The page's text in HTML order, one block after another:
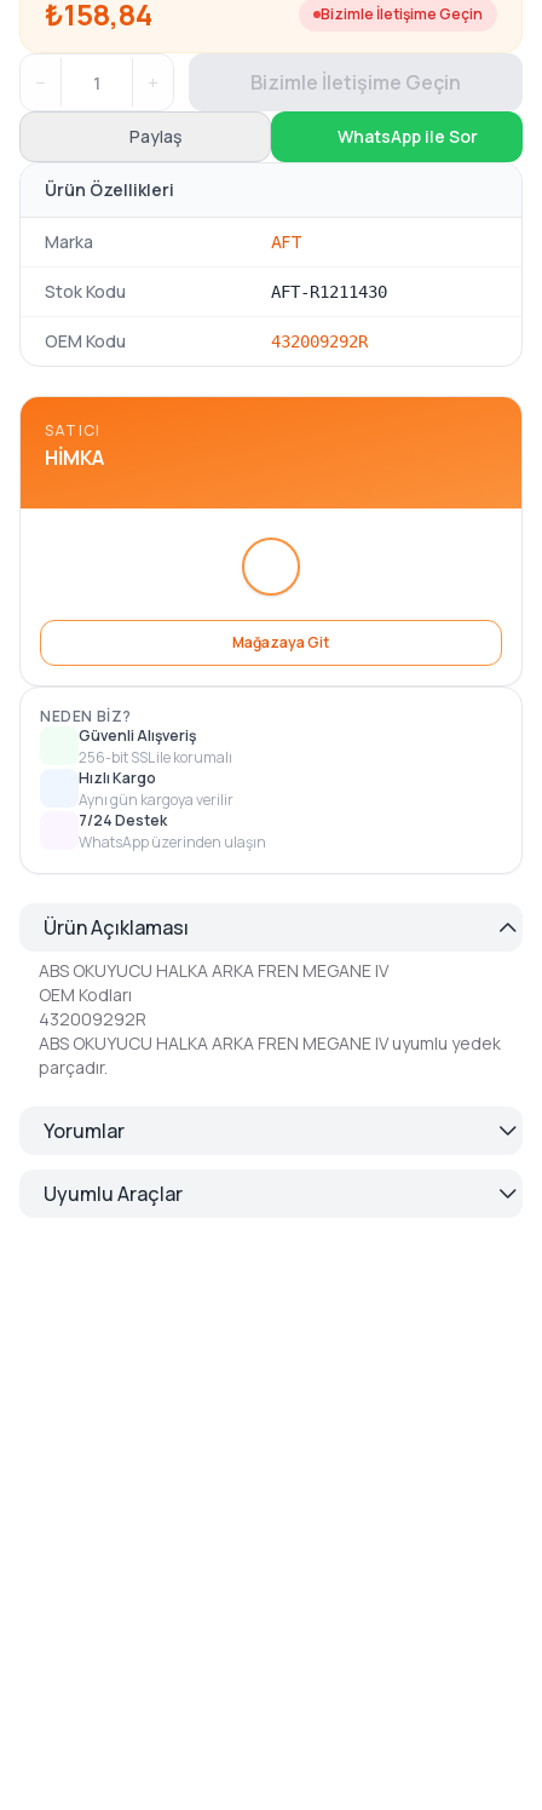
₺158,84 Bizimle İletişime Geçin
− + Bizimle İletişime Geçin
Paylaş WhatsApp ile Sor
Ürün Özellikleri
Marka AFT
Stok Kodu AFT-R1211430
OEM Kodu 432009292R
SATICI
HIMKA
Mağazaya Git
NEDEN BIZ?
Güvenli Alışveriş
256-bit SSL ile korumalı
Hızlı Kargo
Aynı gün kargoya verilir
7/24 Destek
WhatsApp üzerinden ulaşın
Ürün Açıklaması
ABS OKUYUCU HALKA ARKA FREN MEGANE IV
OEM Kodları
432009292R
ABS OKUYUCU HALKA ARKA FREN MEGANE IV uyumlu yedek
parçadır.
Yorumlar
Uyumlu Araçlar